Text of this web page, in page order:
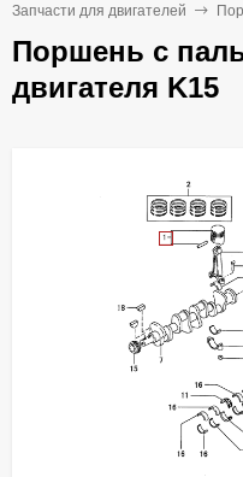
Запчасти для двигателей
Поршень с
двигателя K15